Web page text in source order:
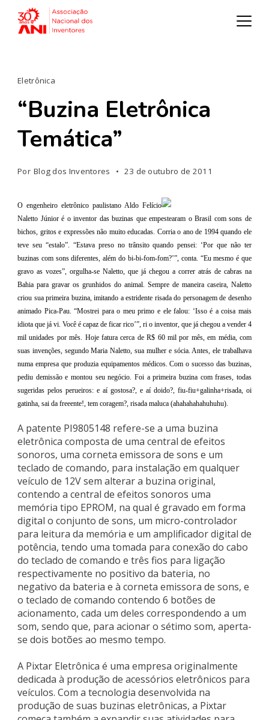
Eletrônica
“Buzina Eletrônica
Temática”
Por Blog dos Inventores 23 de outubro de 2011
O engenheiro eletrônico paulistano Aldo Felício
Naletto Júnior é o inventor das buzinas que empestearam o Brasil com sons de
bichos, gritos e expressões não muito educadas. Corria o ano de 1994 quando ele
teve seu “estalo”. “Estava preso no trânsito quando pensei: ‘Por que não ter
buzinas com sons diferentes, além do bi-bi-fom-fom?’”, conta. “Eu mesmo é que
gravo as vozes”, orgulha-se Naletto, que já chegou a correr atrás de cabras na
Bahia para gravar os grunhidos do animal. Sempre de maneira caseira, Naletto
criou sua primeira buzina, imitando a estridente risada do personagem de desenho
animado Pica-Pau. “Mostrei para o meu primo e ele falou: ‘Isso é a coisa mais
idiota que já vi. Você é capaz de ficar rico’”, ri o inventor, que já chegou a vender 4
mil unidades por mês. Hoje fatura cerca de R$ 60 mil por mês, em média, com
suas invenções, segundo Maria Naletto, sua mulher e sócia. Antes, ele trabalhava
numa empresa que produzia equipamentos médicos. Com o sucesso das buzinas,
pediu demissão e montou seu negócio. Foi a primeira buzina com frases, todas
sugeridas pelos perueiros: e aí gostosa?, e aí doido?, fiu-fiu+galinha+risada, oi
gatinha, sai da freeente!, tem coragem?, risada maluca (ahahahahahuhuhu).
A patente PI9805148 refere-se a uma buzina
eletrônica composta de uma central de efeitos
sonoros, uma corneta emissora de sons e um
teclado de comando, para instalação em qualquer
veículo de 12V sem alterar a buzina original,
contendo a central de efeitos sonoros uma
memória tipo EPROM, na qual é gravado em forma
digital o conjunto de sons, um micro-controlador
para leitura da memória e um amplificador digital de
potência, tendo uma tomada para conexão do cabo
do teclado de comando e três fios para ligação
respectivamente no positivo da bateria, no
negativo da bateria e à corneta emissora de sons, e
o teclado de comando contendo 6 botões de
acionamento, cada um deles correspondendo a um
som, sendo que, para acionar o sétimo som, aperta-
se dois botões ao mesmo tempo.
A Pixtar Eletrônica é uma empresa originalmente
dedicada à produção de acessórios eletrônicos para
veículos. Com a tecnologia desenvolvida na
produção de suas buzinas eletrônicas, a Pixtar